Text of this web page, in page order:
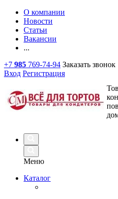
О компании
Новости
Статьи
Вакансии
...
+7 985 769-74-94 Заказать звонок
Вход Регистрация
Меню
Каталог